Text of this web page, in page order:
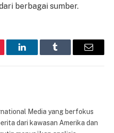
berbagai sumber.
LinkedInTumblr Email
Media yang berfokus
dari kawasan Amerika dan